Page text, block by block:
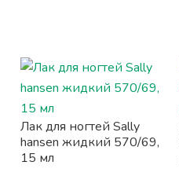
Лак для ногтей Sally
hansen жидкий 570/69,
15 мл